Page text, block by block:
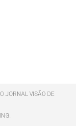
JORNAL VISÃO DE